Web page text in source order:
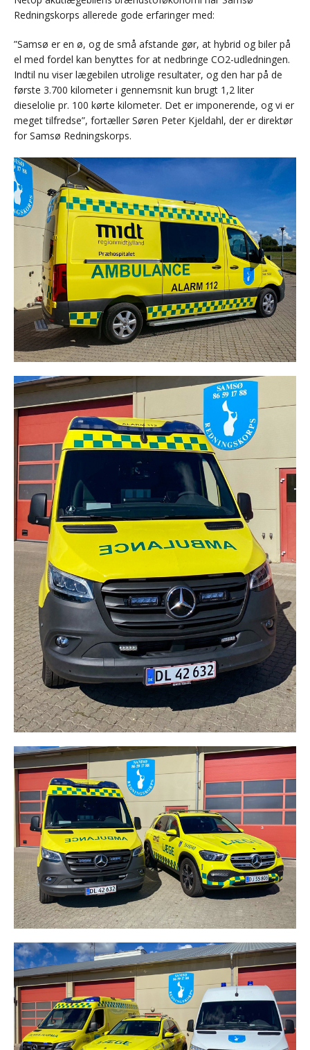
Redningskorps allerede gode erfaringer med:
”Samsø er en ø, og de små afstande gør, at hybrid og biler på
el med fordel kan benyttes for at nedbringe CO2-udledningen.
Indtil nu viser lægebilen utrolige resultater, og den har på de
første 3.700 kilometer i gennemsnit kun brugt 1,2 liter
dieselolie pr. 100 kørte kilometer. Det er imponerende, og vi er
meget tilfredse”, fortæller Søren Peter Kjeldahl, der er direktør
for Samsø Redningskorps.